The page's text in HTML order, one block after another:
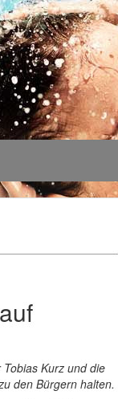
Kurz und die
den Bürgern halten.